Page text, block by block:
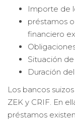
Importe de
préstamos
financiero
Situación
Duración
Los bancos
ZEK y CRIF. En
préstamos